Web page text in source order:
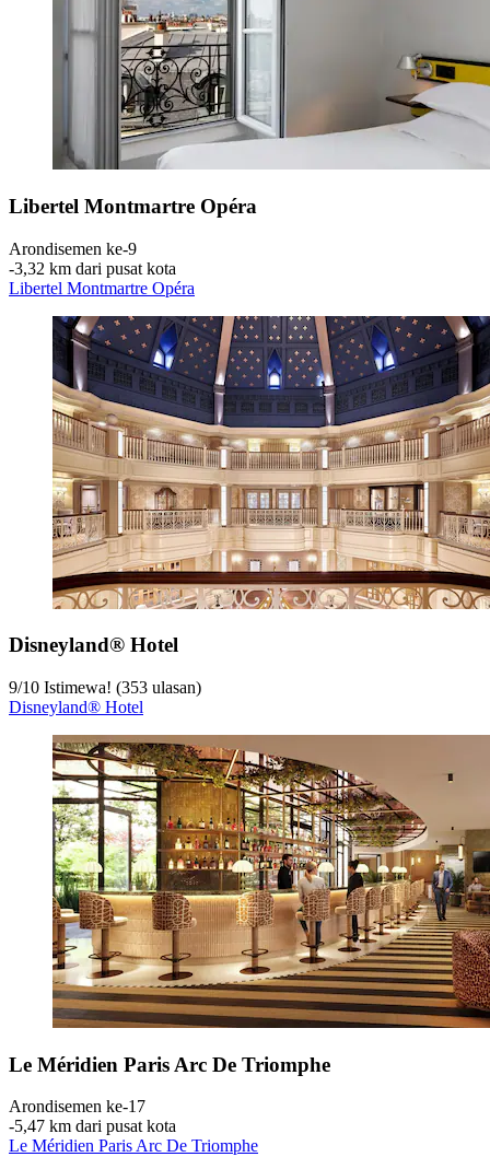
Libertel Montmartre Opéra
Arondisemen ke-9
‐3,32 km dari pusat kota
Libertel Montmartre Opéra
Disneyland® Hotel
9/10 Istimewa! (353 ulasan)
Disneyland® Hotel
Le Méridien Paris Arc De Triomphe
Arondisemen ke-17
‐5,47 km dari pusat kota
Le Méridien Paris Arc De Triomphe